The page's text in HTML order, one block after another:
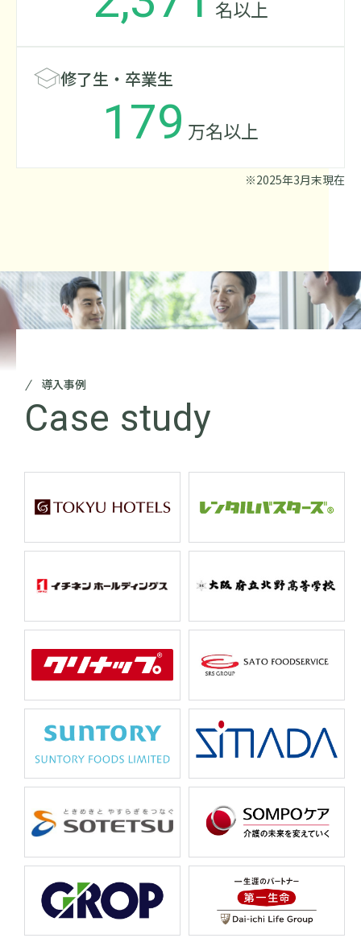
名以上
修了生・卒業生
179 万名以上
※2025年3月末現在
導入事例
Case study